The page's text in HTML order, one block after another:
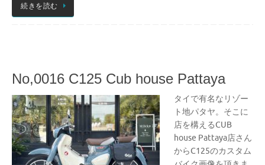
続きを読む
No,0016 C125 Cub house Pattaya
タイで有名なリゾー
ト地パタヤ。そこに
店を構えるCUB
house Pattaya店さん
からC125のカスタム